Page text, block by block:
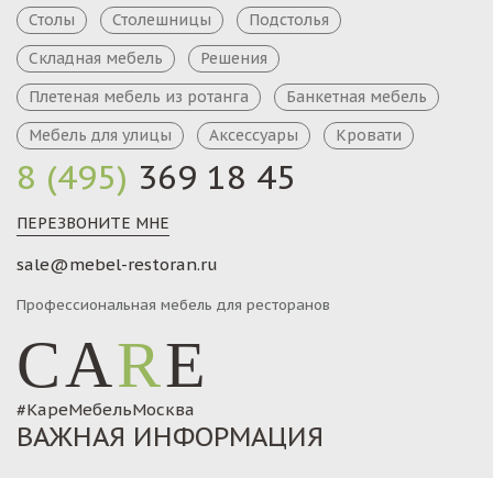
8 (495) 369 18 45
ПЕРЕЗВОНИТЕ МНЕ
sale@mebel-restoran.ru
Профессиональная мебель для ресторанов
CARE
#КареМебельМосква
Столы
Столешницы
Подстолья
Складная мебель
Решения
Плетеная мебель из ротанга
Банкетная мебель
Мебель для улицы
Аксессуары Кровати
ВАЖНАЯ ИНФОРМАЦИЯ